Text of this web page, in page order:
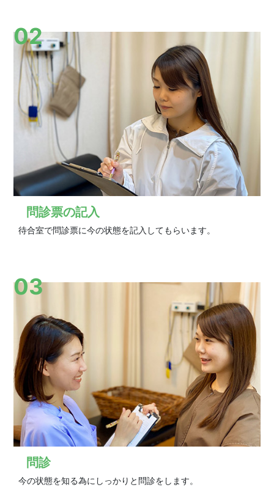
02
問診票の記入
待合室で問診票に今の状態を記入してもらいます。
03
問診
今の状態を知る為にしっかりと問診をします。